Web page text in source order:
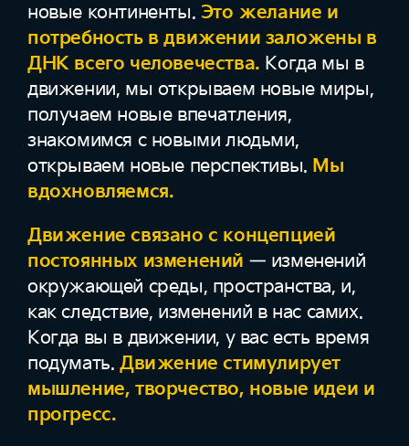
новые континенты. Это желание и
потребность в движении заложены в
ДНК всего человечества. Когда мы в
движении, мы открываем новые миры,
получаем новые впечатления,
знакомимся с новыми людьми,
открываем новые перспективы. Мы
вдохновляемся.
Движение связано с концепцией
постоянных изменений — изменений
окружающей среды, пространства, и,
как следствие, изменений в нас самих.
Когда вы в движении, у вас есть время
подумать. Движение стимулирует
мышление, творчество, новые идеи и
прогресс.